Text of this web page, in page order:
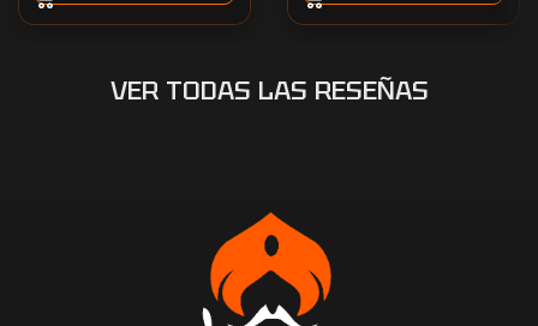
VER TODAS LAS RESEÑAS